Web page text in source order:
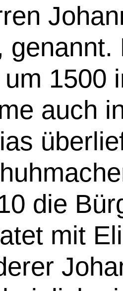
1500
auch
die
mit